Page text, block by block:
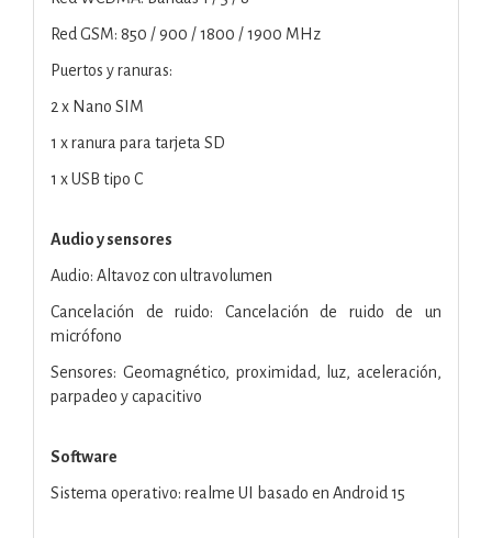
Red GSM: 850 / 900 / 1800 / 1900 MHz
Puertos y ranuras:
2 x Nano SIM
1 x ranura para tarjeta SD
1 x USB tipo C
Audio y sensores
Audio: Altavoz con ultravolumen
Cancelación de ruido: Cancelación de ruido de un
micrófono
Sensores: Geomagnético, proximidad, luz, aceleración,
parpadeo y capacitivo
Software
Sistema operativo: realme UI basado en Android 15